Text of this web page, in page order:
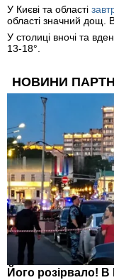
У Києві та області
області значний дощ.
У столиці вночі та
13-18°.